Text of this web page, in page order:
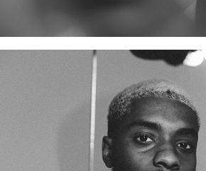
TESTE COM KAIQUE